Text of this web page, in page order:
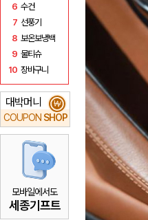
6 수건
7 선풍기
8 보온보냉백
9 물티슈
10 장바구니
대박머니
COUPON SHOP
₩
모바일에서도
세종기프트